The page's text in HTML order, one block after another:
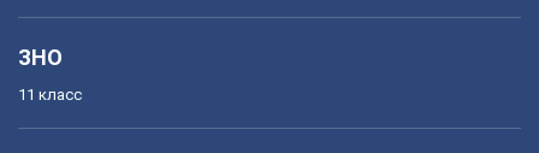
ЗНО
11 класс